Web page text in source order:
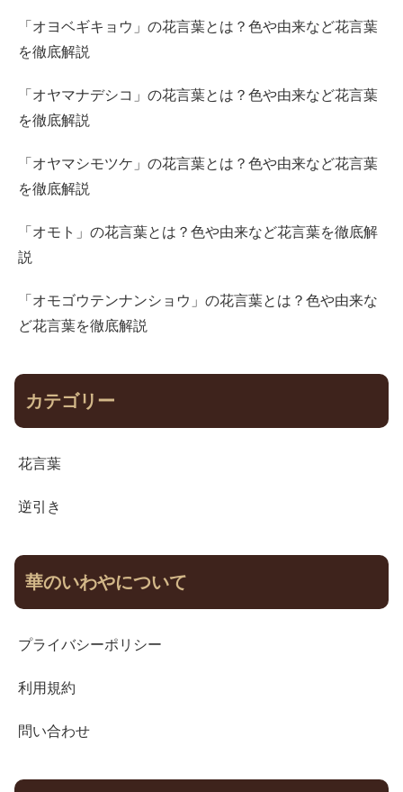
「オヨベギキョウ」の花言葉とは？色や由来など花言葉
を徹底解説
「オヤマナデシコ」の花言葉とは？色や由来など花言葉
を徹底解説
「オヤマシモツケ」の花言葉とは？色や由来など花言葉
を徹底解説
「オモト」の花言葉とは？色や由来など花言葉を徹底解
説
「オモゴウテンナンショウ」の花言葉とは？色や由来な
ど花言葉を徹底解説
カテゴリー
花言葉
逆引き
華のいわやについて
プライバシーポリシー
利用規約
問い合わせ